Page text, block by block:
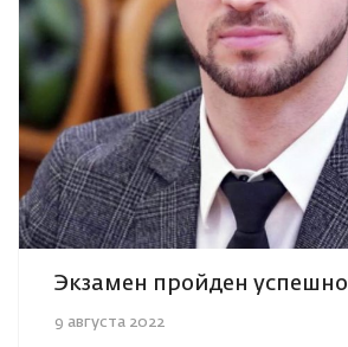
Экзамен пройден успешно
9 августа 2022